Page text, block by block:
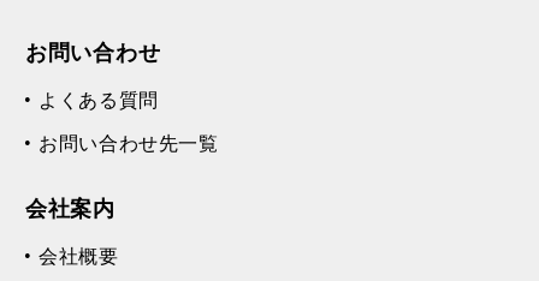
お問い合わせ
よくある質問
お問い合わせ先一覧
会社案内
会社概要